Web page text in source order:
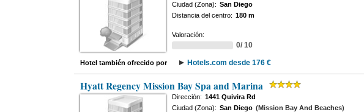
Ciudad (Zona): San Diego
Distancia del centro: 180 m
Valoración:
0/ 10
Hotel también ofrecido por Hotels.com desde 176 €
Hyatt Regency Mission Bay Spa and Marina
Dirección: 1441 Quivira Rd
Ciudad (Zona): San Diego (Mission Bay And Beaches)